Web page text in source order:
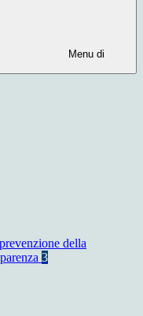
Menu di
della
3